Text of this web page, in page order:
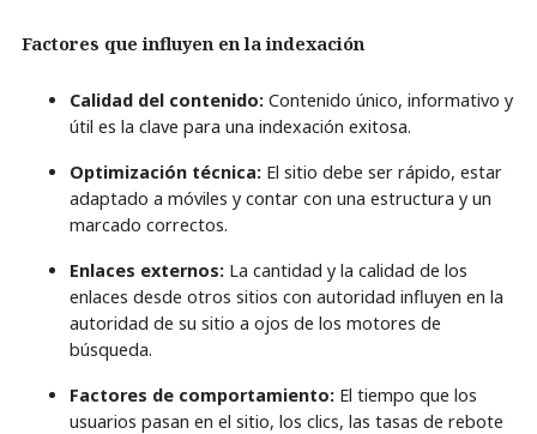
Factores que influyen en la indexación
Calidad del contenido: Contenido único, informativo y
útil es la clave para una indexación exitosa.
Optimización técnica: El sitio debe ser rápido, estar
adaptado a móviles y contar con una estructura y un
marcado correctos.
Enlaces externos: La cantidad y la calidad de los
enlaces desde otros sitios con autoridad influyen en la
autoridad de su sitio a ojos de los motores de
búsqueda.
Factores de comportamiento: El tiempo que los
usuarios pasan en el sitio, los clics, las tasas de rebote